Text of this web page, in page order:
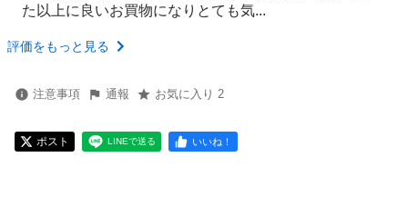
た以上に良いお買物になりとても気...
評価をもっと見る
注意事項 通報 お気に入り 2
ポスト LINEで送る いいね！